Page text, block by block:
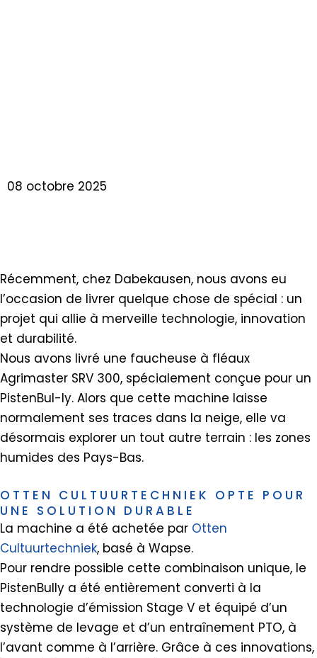
08 octobre 2025
Récemment, chez Dabekausen, nous avons eu
l’occasion de livrer quelque chose de spécial : un
projet qui allie à merveille technologie, innovation
et durabilité.
Nous avons livré une faucheuse à fléaux
Agrimaster SRV 300, spécialement conçue pour un
PistenBul-ly. Alors que cette machine laisse
normalement ses traces dans la neige, elle va
désormais explorer un tout autre terrain : les zones
humides des Pays-Bas.
OTTEN CULTUURTECHNIEK OPTE POUR
UNE SOLUTION DURABLE
La machine a été achetée par Otten
Cultuurtechniek, basé à Wapse.
Pour rendre possible cette combinaison unique, le
PistenBully a été entièrement converti à la
technologie d’émission Stage V et équipé d’un
système de levage et d’un entraînement PTO, à
l’avant comme à l’arrière. Grâce à ces innovations,